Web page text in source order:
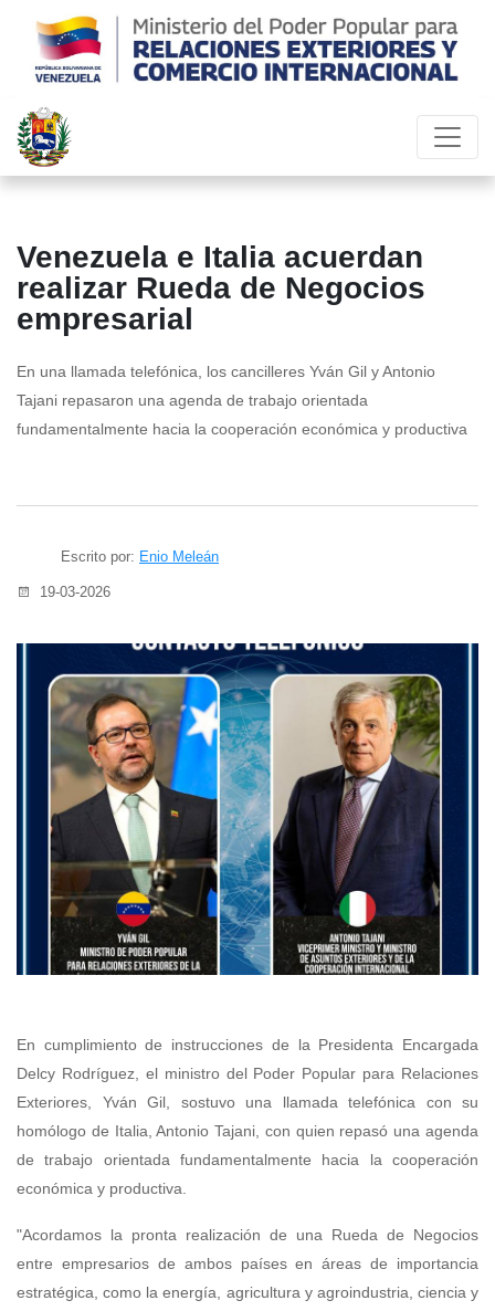
Venezuela e Italia acuerdan
realizar Rueda de Negocios
empresarial
En una llamada telefónica, los cancilleres Yván Gil y Antonio
Tajani repasaron una agenda de trabajo orientada
fundamentalmente hacia la cooperación económica y productiva
Escrito por: Enio Meleán
19-03-2026
En cumplimiento de instrucciones de la Presidenta Encargada
Delcy Rodríguez, el ministro del Poder Popular para Relaciones
Exteriores, Yván Gil, sostuvo una llamada telefónica con su
homólogo de Italia, Antonio Tajani, con quien repasó una agenda
de trabajo orientada fundamentalmente hacia la cooperación
económica y productiva.
"Acordamos la pronta realización de una Rueda de Negocios
entre empresarios de ambos países en áreas de importancia
estratégica, como la energía, agricultura y agroindustria, ciencia y